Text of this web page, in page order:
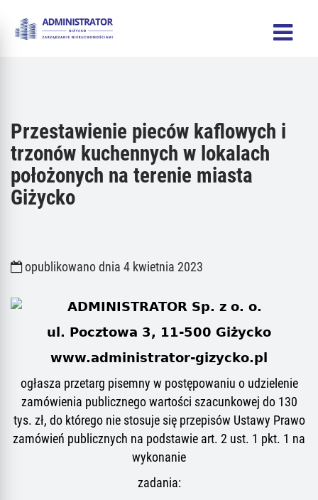
Przestawienie pieców kaflowych i
trzonów kuchennych w lokalach
położonych na terenie miasta
Giżycko
opublikowano dnia 4 kwietnia 2023
ADMINISTRATOR Sp. z o. o.
ul. Pocztowa 3, 11-500 Giżycko
www.administrator-gizycko.pl
ogłasza przetarg pisemny w postępowaniu o udzielenie
zamówienia publicznegowartości szacunkowej do 130
tys. zł, do którego nie stosuje się przepisów Ustawy Prawo
zamówień publicznych na podstawie art. 2 ust. 1 pkt. 1 na
wykonanie
zadania: